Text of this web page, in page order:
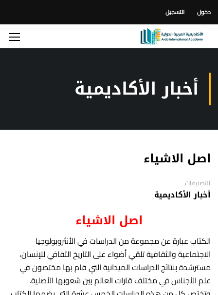
دخول التسجيل
أخبار الأكاديمية
اصل الاشياء
التصنيفات
أخبار الأكاديمية
اصل الاشياء
الكتاب عبارة عن مجموعة من الدراسات في الأنثروبولوجيا
الاجتماعية والثقافية تلقي أضواء على التاريخ الثقافي للإنسان،
مسترشدة بنتائج الدراسات الميدانية التي قام بها مختصون في
علم الأجناس في مختلف قارات العالم بين شعوبها الأصلية.